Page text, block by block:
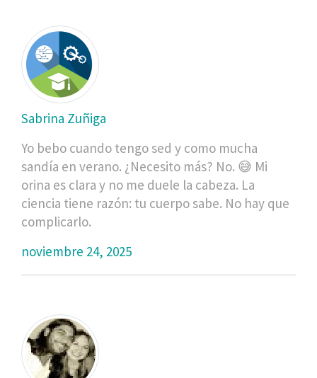
Sabrina Zuñiga
Yo bebo cuando tengo sed y como mucha
sandía en verano. ¿Necesito más? No. 😅 Mi
orina es clara y no me duele la cabeza. La
ciencia tiene razón: tu cuerpo sabe. No hay que
complicarlo.
noviembre 24, 2025